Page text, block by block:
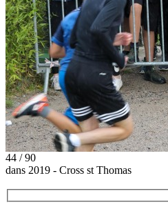
44 / 90
dans 2019 - Cross st Thomas